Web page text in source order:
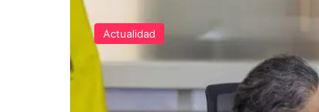
Decreto
el
que
Gobierno
Actualidad